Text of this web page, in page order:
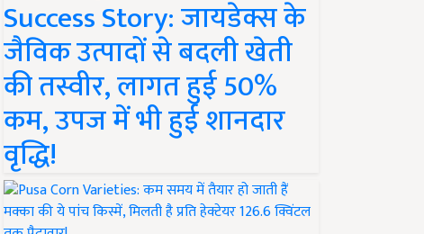
Success Story: जायडेक्स के
जैविक उत्पादों से बदली खेती
की तस्वीर, लागत हुई 50%
कम, उपज में भी हुई शानदार
वृद्धि!